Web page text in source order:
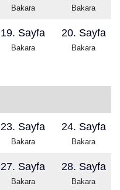
Bakara Bakara
19. Sayfa
Bakara
20. Sayfa
Bakara
23. Sayfa
Bakara
24. Sayfa
Bakara
27. Sayfa
Bakara
28. Sayfa
Bakara